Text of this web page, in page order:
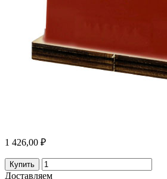
1 426,00 ₽
Купить
Доставляем